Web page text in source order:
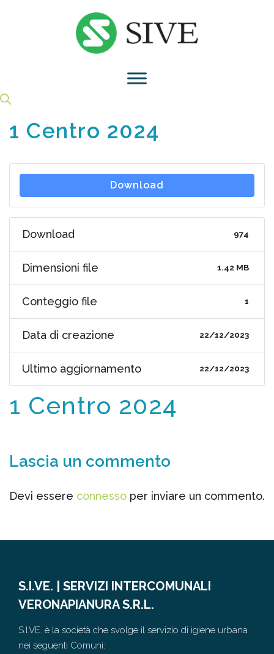
1 Centro 2024
Download
Download 974
Dimensioni file 1.42 MB
Conteggio file 1
Data di creazione 22/12/2023
Ultimo aggiornamento 22/12/2023
1 Centro 2024
Lascia un commento
Devi essere connesso per inviare un commento.
S.I.VE. | SERVIZI INTERCOMUNALI
VERONAPIANURA S.R.L.
S.I.VE. è la società che svolge il servizio di igiene urbana
nei seguenti Comuni: